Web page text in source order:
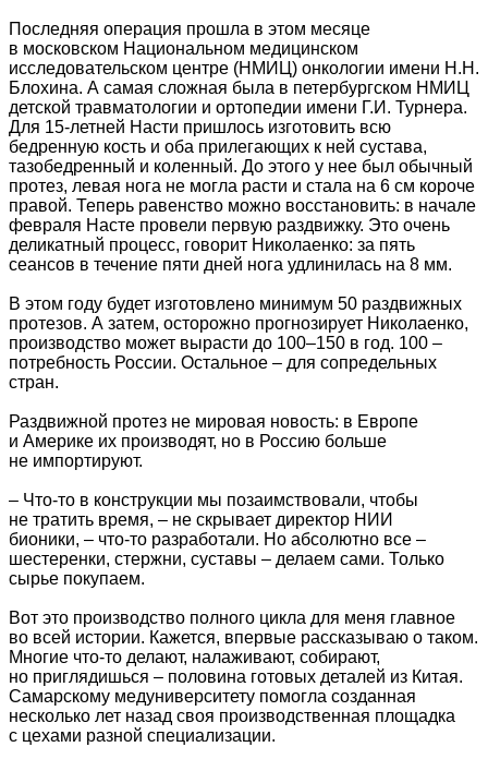
Последняя операция прошла в этом месяце
в московском Национальном медицинском
исследовательском центре (НМИЦ) онкологии имени Н.Н.
Блохина. А самая сложная была в петербургском НМИЦ
детской травматологии и ортопедии имени Г.И. Турнера.
Для 15-летней Насти пришлось изготовить всю
бедренную кость и оба прилегающих к ней сустава,
тазобедренный и коленный. До этого у нее был обычный
протез, левая нога не могла расти и стала на 6 см короче
правой. Теперь равенство можно восстановить: в начале
февраля Насте провели первую раздвижку. Это очень
деликатный процесс, говорит Николаенко: за пять
сеансов в течение пяти дней нога удлинилась на 8 мм.
В этом году будет изготовлено минимум 50 раздвижных
протезов. А затем, осторожно прогнозирует Николаенко,
производство может вырасти до 100–150 в год. 100 –
потребность России. Остальное – для сопредельных
стран.
Раздвижной протез не мировая новость: в Европе
и Америке их производят, но в Россию больше
не импортируют.
– Что-то в конструкции мы позаимствовали, чтобы
не тратить время, – не скрывает директор НИИ
бионики, – что-то разработали. Но абсолютно все –
шестеренки, стержни, суставы – делаем сами. Только
сырье покупаем.
Вот это производство полного цикла для меня главное
во всей истории. Кажется, впервые рассказываю о таком.
Многие что-то делают, налаживают, собирают,
но приглядишься – половина готовых деталей из Китая.
Самарскому медуниверситету помогла созданная
несколько лет назад своя производственная площадка
с цехами разной специализации.